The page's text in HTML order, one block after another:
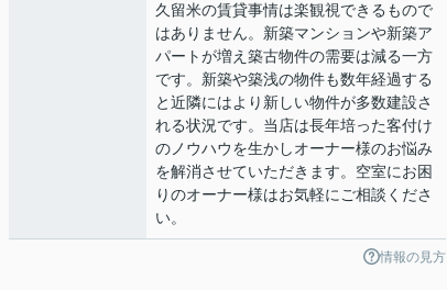
久留米の賃貸事情は楽観視できるもので
はありません。新築マンションや新築ア
パートが増え築古物件の需要は減る一方
です。新築や築浅の物件も数年経過する
と近隣にはより新しい物件が多数建設さ
れる状況です。当店は長年培った客付け
のノウハウを生かしオーナー様のお悩み
を解消させていただきます。空室にお困
りのオーナー様はお気軽にご相談くださ
い。
情報の見方